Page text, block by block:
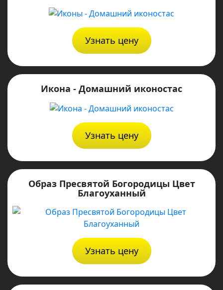
Узнать цену
Икона - Домашний иконостас
Узнать цену
Образ Пресвятой Богородицы Цвет
Благоуханный
Узнать цену